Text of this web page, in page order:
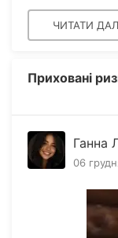
ЧИТАТИ
Приховані
Ганна
06